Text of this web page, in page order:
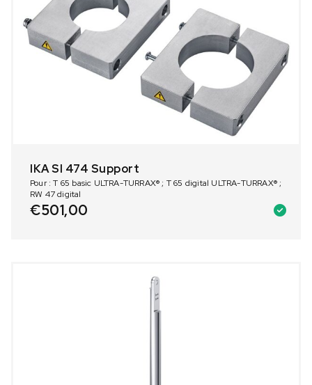
IKA SI 474 Support
Pour : T 65 basic ULTRA-TURRAX® ; T 65 digital ULTRA-TURRAX® ;
RW 47 digital
€501,00